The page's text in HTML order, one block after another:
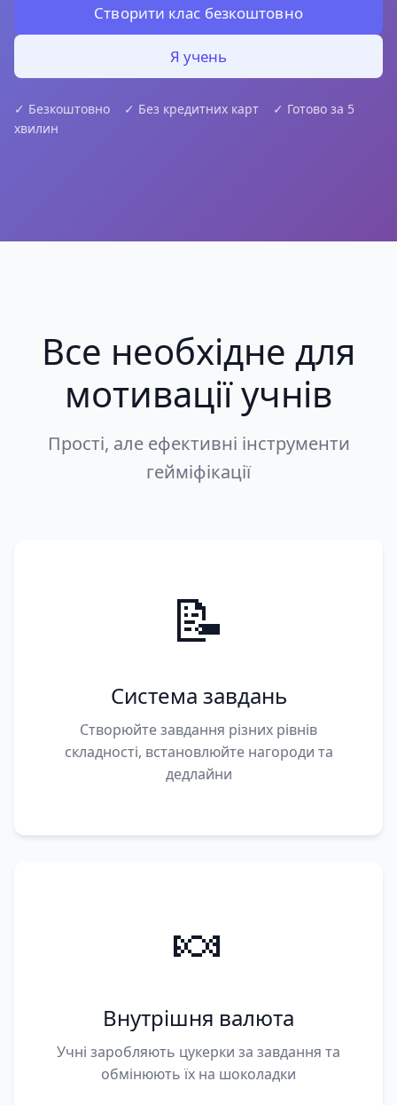
Створити клас безкоштовно
Я учень
✓ Безкоштовно ✓ Без кредитних карт ✓ Готово за 5
хвилин
Все необхідне для
мотивації учнів
Прості, але ефективні інструменти
гейміфікації
📝
Система завдань
Створюйте завдання різних рівнів
складності, встановлюйте нагороди та
дедлайни
🍬
Внутрішня валюта
Учні заробляють цукерки за завдання та
обмінюють їх на шоколадки